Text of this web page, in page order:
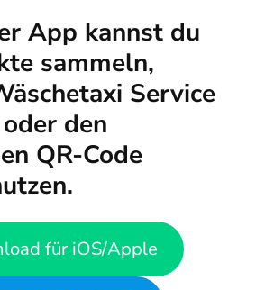
App kannst du
sammeln,
Service
den
QR-Code
für iOS/Apple